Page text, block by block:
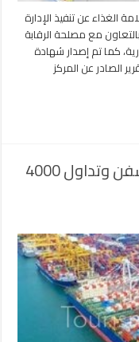
الغذاء عن تنفيذ الإدارة
مأمورية رقابية بالتعاون مع مصلحة الرقابة
الجمهورية، كما تم إصدار شهادة
الصادر عن المركز
وصول وسفر 1090 راكباً في 5 سفن وتداول 4000